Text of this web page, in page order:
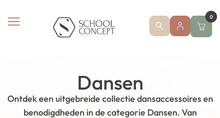
0
Dansen
Ontdek een uitgebreide collectie dansaccessoires en
benodigdheden in de categorie Dansen. Van